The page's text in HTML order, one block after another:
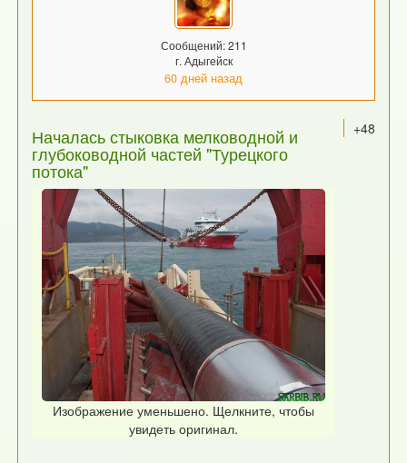
Сообщений: 211
г. Адыгейск
60 дней назад
+48
Началась стыковка мелководной и
глубоководной частей "Турецкого
потока"
Изображение уменьшено. Щелкните, чтобы
увидеть оригинал.